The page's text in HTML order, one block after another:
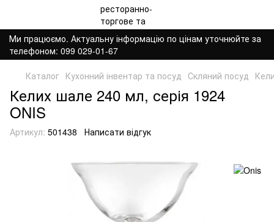
Ми працюємо. Актуальну інформацію по цінам уточнюйте за
телефоном: 099 029-01-67
Каталог Кухонний інвентар та посуд Скляний посуд
Келих шале 240 мл, серія 1924
ONIS
Артикул: 501438 Написати відгук